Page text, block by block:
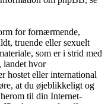
for fornærmende,
truende eller sexuelt
som er i strid med
landet hvor
hostet eller international
at du øjeblikkeligt og
til din Internet-